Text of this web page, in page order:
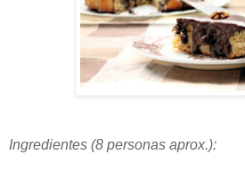
Ingredientes (8 personas aprox.):